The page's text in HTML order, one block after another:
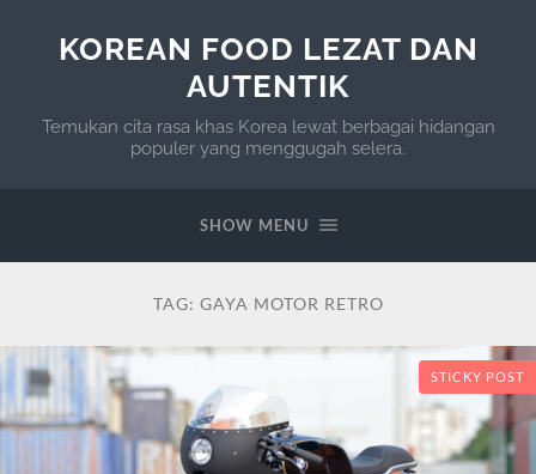
KOREAN FOOD LEZAT DAN
AUTENTIK
Temukan cita rasa khas Korea lewat berbagai hidangan
populer yang menggugah selera.
SHOW MENU
TAG: GAYA MOTOR RETRO
STICKY POST